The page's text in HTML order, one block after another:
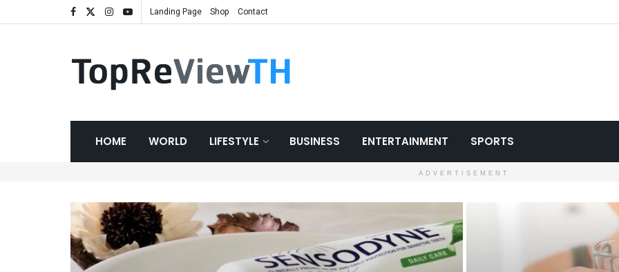
Landing Page Shop Contact
HOME WORLD LIFESTYLE BUSINESS ENTERTAINMENT SPORTS
ADVERTISEMENT